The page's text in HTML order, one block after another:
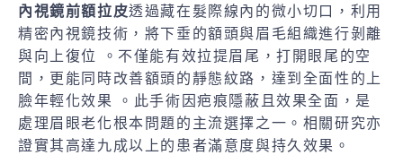
內視鏡前額拉皮透過藏在髮際線內的微小切口，利用
精密內視鏡技術，將下垂的額頭與眉毛組織進行剝離
與向上復位 。不僅能有效拉提眉尾，打開眼尾的空
間，更能同時改善額頭的靜態紋路，達到全面性的上
臉年輕化效果 。此手術因疤痕隱蔽且效果全面，是
處理眉眼老化根本問題的主流選擇之一。相關研究亦
證實其高達九成以上的患者滿意度與持久效果。